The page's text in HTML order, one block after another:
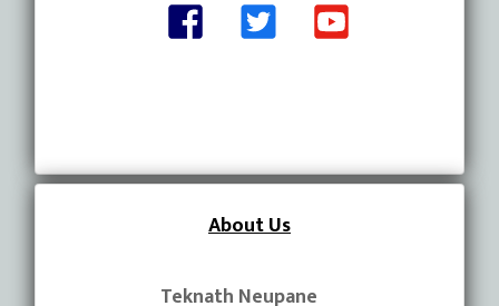
About Us
Teknath Neupane